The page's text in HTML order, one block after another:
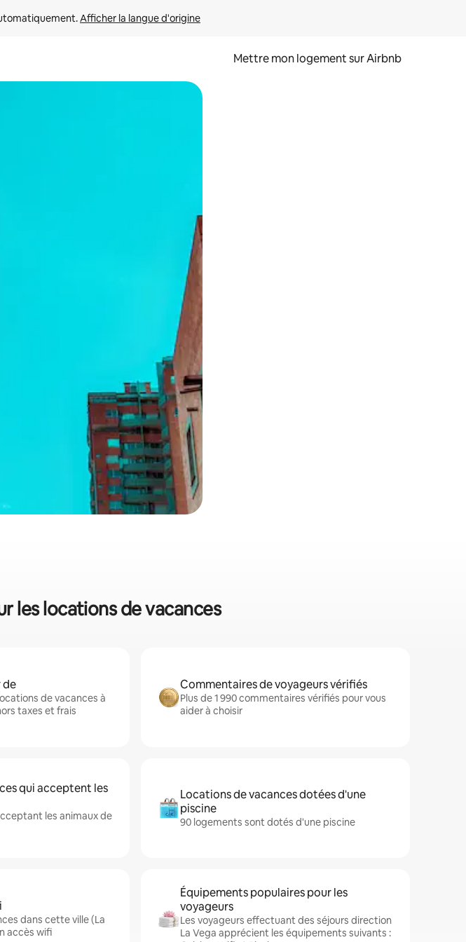
Afficher la langue d'origine
Mettre mon logement sur Airbnb
ou en appuyant et en faisant glisser.
les locations de vacances
de
de vacances à
taxes et frais
Commentaires de voyageurs vérifiés
Plus de 1 990 commentaires vérifiés pour vous
aider à choisir
qui acceptent les
les animaux de
Locations de vacances dotées d'une
piscine
90 logements sont dotés d'une piscine
dans cette ville (La
accès wifi
Équipements populaires pour les
voyageurs
Les voyageurs effectuant des séjours direction
La Vega apprécient les équipements suivants :